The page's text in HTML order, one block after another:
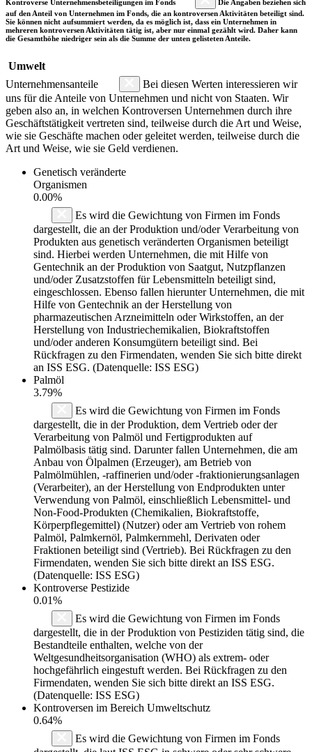
Kontroverse Unternehmensbeteiligungen im Fonds
Die Angaben beziehen sich
auf den Anteil von Unternehmen im Fonds, die an kontroversen Aktivitäten beteiligt sind.
Sie können nicht aufsummiert werden, da es möglich ist, dass ein Unternehmen in
mehreren kontroversen Aktivitäten tätig ist, aber nur einmal gezählt wird. Daher kann
die Gesamthöhe niedriger sein als die Summe der unten gelisteten Anteile.
Umwelt
Unternehmensanteile
Bei diesen Werten interessieren wir
uns für die Anteile von Unternehmen und nicht von Staaten. Wir
geben also an, in welchen Kontroversen Unternehmen durch ihre
Geschäftstätigkeit vertreten sind, teilweise durch die Art und Weise,
wie sie Geschäfte machen oder geleitet werden, teilweise durch die
Art und Weise, wie sie Geld verdienen.
Genetisch veränderte
Organismen
0.00%
Es wird die Gewichtung von Firmen im Fonds
dargestellt, die an der Produktion und/oder Verarbeitung von
Produkten aus genetisch veränderten Organismen beteiligt
sind. Hierbei werden Unternehmen, die mit Hilfe von
Gentechnik an der Produktion von Saatgut, Nutzpflanzen
und/oder Zusatzstoffen für Lebensmitteln beteiligt sind,
eingeschlossen. Ebenso fallen hierunter Unternehmen, die mit
Hilfe von Gentechnik an der Herstellung von
pharmazeutischen Arzneimitteln oder Wirkstoffen, an der
Herstellung von Industriechemikalien, Biokraftstoffen
und/oder anderen Konsumgütern beteiligt sind. Bei
Rückfragen zu den Firmendaten, wenden Sie sich bitte direkt
an ISS ESG. (Datenquelle: ISS ESG)
Palmöl
3.79%
Es wird die Gewichtung von Firmen im Fonds
dargestellt, die in der Produktion, dem Vertrieb oder der
Verarbeitung von Palmöl und Fertigprodukten auf
Palmölbasis tätig sind. Darunter fallen Unternehmen, die am
Anbau von Ölpalmen (Erzeuger), am Betrieb von
Palmölmühlen, -raffinerien und/oder -fraktionierungsanlagen
(Verarbeiter), an der Herstellung von Endprodukten unter
Verwendung von Palmöl, einschließlich Lebensmittel- und
Non-Food-Produkten (Chemikalien, Biokraftstoffe,
Körperpflegemittel) (Nutzer) oder am Vertrieb von rohem
Palmöl, Palmkernöl, Palmkernmehl, Derivaten oder
Fraktionen beteiligt sind (Vertrieb). Bei Rückfragen zu den
Firmendaten, wenden Sie sich bitte direkt an ISS ESG.
(Datenquelle: ISS ESG)
Kontroverse Pestizide
0.01%
Es wird die Gewichtung von Firmen im Fonds
dargestellt, die in der Produktion von Pestiziden tätig sind, die
Bestandteile enthalten, welche von der
Weltgesundheitsorganisation (WHO) als extrem- oder
hochgefährlich eingestuft werden. Bei Rückfragen zu den
Firmendaten, wenden Sie sich bitte direkt an ISS ESG.
(Datenquelle: ISS ESG)
Kontroversen im Bereich Umweltschutz
0.64%
Es wird die Gewichtung von Firmen im Fonds